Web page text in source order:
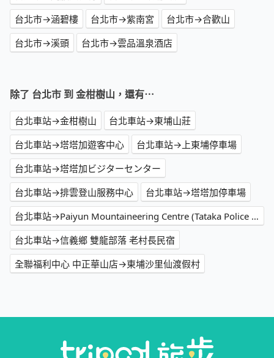
台北市→涵碧樓
台北市→紫南宮
台北市→合歡山
台北市→溪頭
台北市→雲品溫泉酒店
除了 台北市 到 金柑樹山，還有⋯
台北車站→金柑樹山
台北車站→東埔山莊
台北車站→塔塔加遊客中心
台北車站→上東埔停車場
台北車站→塔塔加ビジターセンター
台北車站→排雲登山服務中心
台北車站→塔塔加停車場
台北車站→Paiyun Mountaineering Centre (Tataka Police Squad)
台北車站→信義鄉 雙龍部落 老村長民宿
全聯福利中心 中正華山店→東埔沙里仙渡假村